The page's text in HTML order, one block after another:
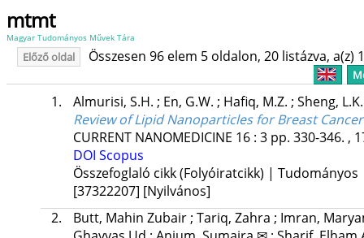
mtmt
Magyar Tudományos Művek Tára
Előző oldal Összesen 96 elem 5 oldalon, 20 listázva, a(z)
1. Almurisi, S.H. ; En, G.W. ; Hafiq, M.Z. ; Sheng,
Review of Lipid Nanoparticles for Breast
CURRENT NANOMEDICINE 16: 3 pp. 330-346. ,
DOI Scopus
Összefoglaló cikk (Folyóiratcikk) | Tudományos
[37322207] [Nyilvános]
2.
Butt, Mahin Zubair; Tariq, Zahra ; Imran,